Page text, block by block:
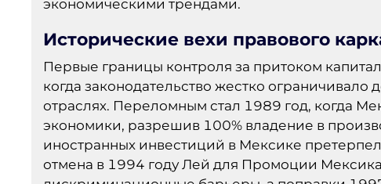
экономическими трендами.
Исторические вехи правового
Первые границы контроля за притоком
когда законодательство жестко ограничивало
отраслях. Переломным стал 1989 год, когда
экономики, разрешив 100% владение в
иностранных инвестиций в Мексике
отмена в 1994 году Лей для Промоции